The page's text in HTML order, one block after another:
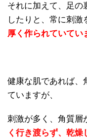
それに加えて、足の
したりと、常に刺激
厚く作られていてい
健康な肌であれば、
ていますが、
刺激が多く、角質層
く行き渡らず、乾燥